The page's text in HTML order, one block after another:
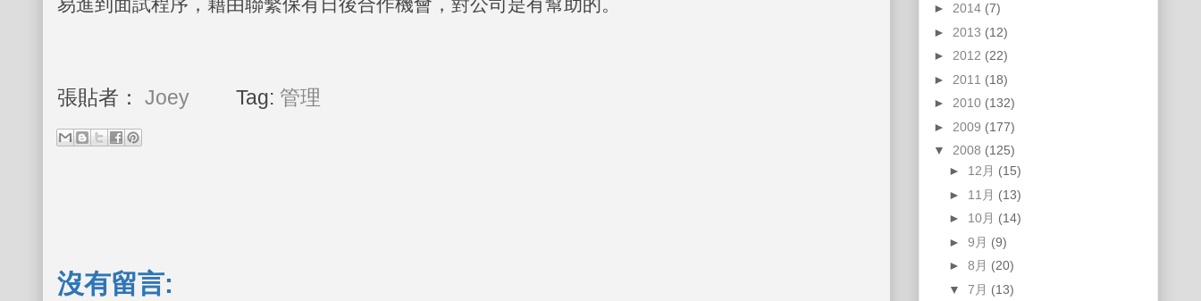
易進到面試程序，藉由聯繫保有日後合作機會，對公司是有幫助的。
張貼者： Joey Tag: 管理
沒有留言:
► 2014 (7)
► 2013 (12)
► 2012 (22)
► 2011 (18)
► 2010 (132)
► 2009 (177)
▼ 2008 (125)
► 12月 (15)
► 11月 (13)
► 10月 (14)
► 9月 (9)
► 8月 (20)
▼ 7月 (13)